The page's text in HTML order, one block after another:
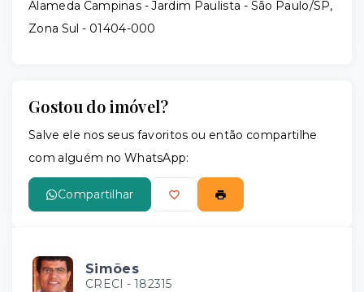
Alameda Campinas - Jardim Paulista - São Paulo/SP,
Zona Sul - 01404-000
Gostou do imóvel?
Salve ele nos seus favoritos ou então compartilhe
com alguém no WhatsApp:
Compartilhar
Simões
CRECI - 182315